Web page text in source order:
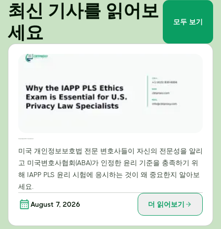
최신 기사를 읽어보
세요
모두 보기
미국 개인정보보호법 전문 변호사들이 자신의 전문성을 알리
고 미국변호사협회(ABA)가 인정한 윤리 기준을 충족하기 위
해 IAPP PLS 윤리 시험에 응시하는 것이 왜 중요한지 알아보
세요.
August 7, 2026 더 읽어보기